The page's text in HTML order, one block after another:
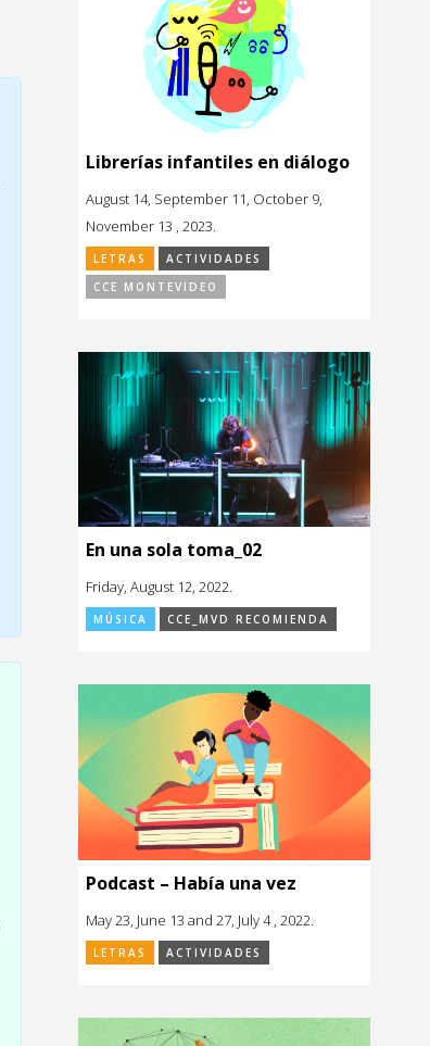
Librerías infantiles en diálogo
August 14, September 11, October 9,
November 13 , 2023.
LETRAS
ACTIVIDADES
CCE MONTEVIDEO
En una sola toma_02
Friday, August 12, 2022.
MÚSICA CCE_MVD RECOMIENDA
Podcast – Había una vez
May 23, June 13 and 27, July 4 , 2022.
LETRAS ACTIVIDADES